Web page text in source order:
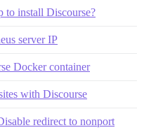
to install Discourse?
server IP
Docker container
with Discourse
redirect to nonport